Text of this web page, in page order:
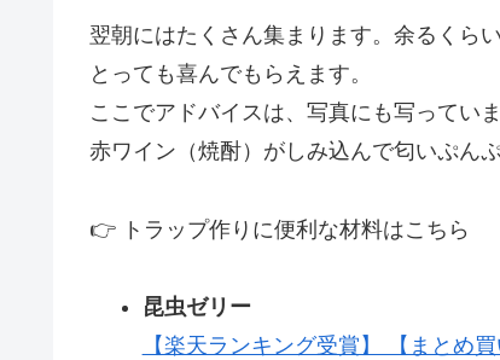
翌朝にはたくさん集まります。余るくら
とっても喜んでもらえます。
ここでアドバイスは、写真にも写ってい
赤ワイン（焼酎）がしみ込んで匂いぷんぷ
👉 トラップ作りに便利な材料はこちら
昆虫ゼリー
【楽天ランキング受賞】 【まとめ